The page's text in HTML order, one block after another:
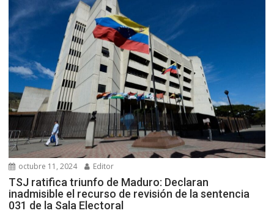
octubre 11, 2024 Editor
TSJ ratifica triunfo de Maduro: Declaran
inadmisible el recurso de revisión de la sentencia
031 de la Sala Electoral